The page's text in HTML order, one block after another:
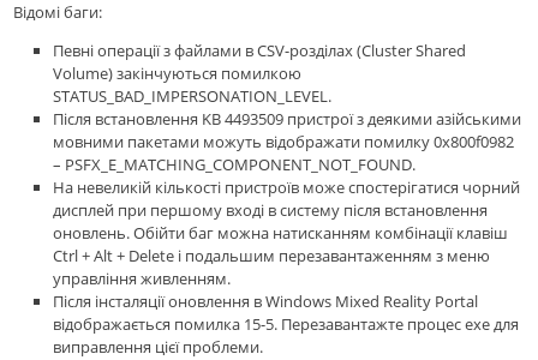
Відомі баги:
Певні операції з файлами в CSV-розділах (Cluster Shared
Volume) закінчуються помилкою
STATUS_BAD_IMPERSONATION_LEVEL.
Після встановлення KB 4493509 пристрої з деякими азійськими
мовними пакетами можуть відображати помилку 0x800f0982
– PSFX_E_MATCHING_COMPONENT_NOT_FOUND.
На невеликій кількості пристроїв може спостерігатися чорний
дисплей при першому вході в систему після встановлення
оновлень. Обійти баг можна натисканням комбінації клавіш
Ctrl + Alt + Delete і подальшим перезавантаженням з меню
управління живленням.
Після інсталяції оновлення в Windows Mixed Reality Portal
відображається помилка 15-5. Перезавантажте процес exe для
виправлення цієї проблеми.